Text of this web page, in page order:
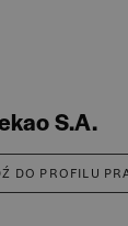
S.A.
DO PROFILU